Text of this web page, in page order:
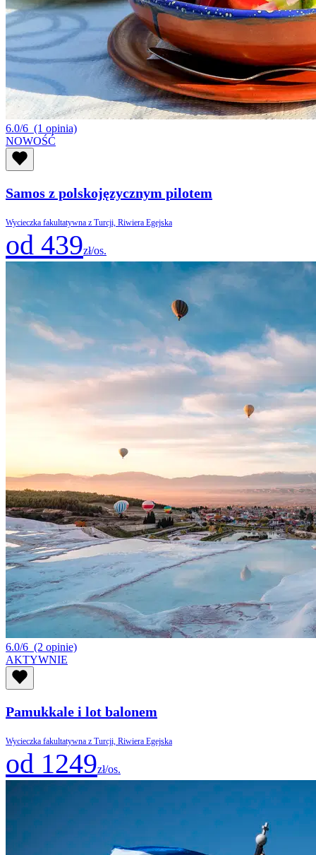
6.0/6 (1 opinia)
NOWOŚĆ
Samos z polskojęzycznym pilotem
Wycieczka fakultatywna z Turcji, Riwiera Egejska
od 439zł/os.
6.0/6 (2 opinie)
AKTYWNIE
Pamukkale i lot balonem
Wycieczka fakultatywna z Turcji, Riwiera Egejska
od 1249zł/os.